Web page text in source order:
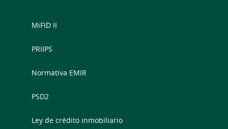
MiFID II
PRIIPS
Normativa EMIR
PSD2
Ley de crédito inmobiliario